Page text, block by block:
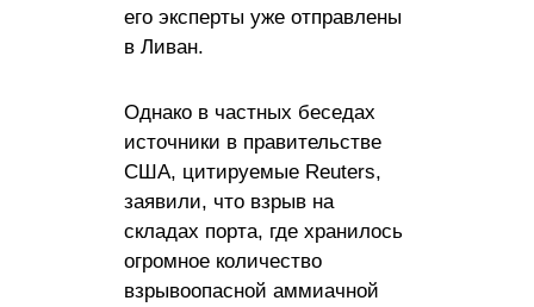
его эксперты уже отправлены
в Ливан.
Однако в частных беседах
источники в правительстве
США, цитируемые Reuters,
заявили, что взрыв на
складах порта, где хранилось
огромное количество
взрывоопасной аммиачной